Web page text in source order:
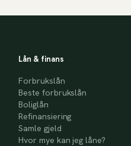
Lån & finans
Forbrukslån
Beste forbrukslån
Boliglån
Refinansiering
Samle gjeld
Hvor mye kan jeg låne?